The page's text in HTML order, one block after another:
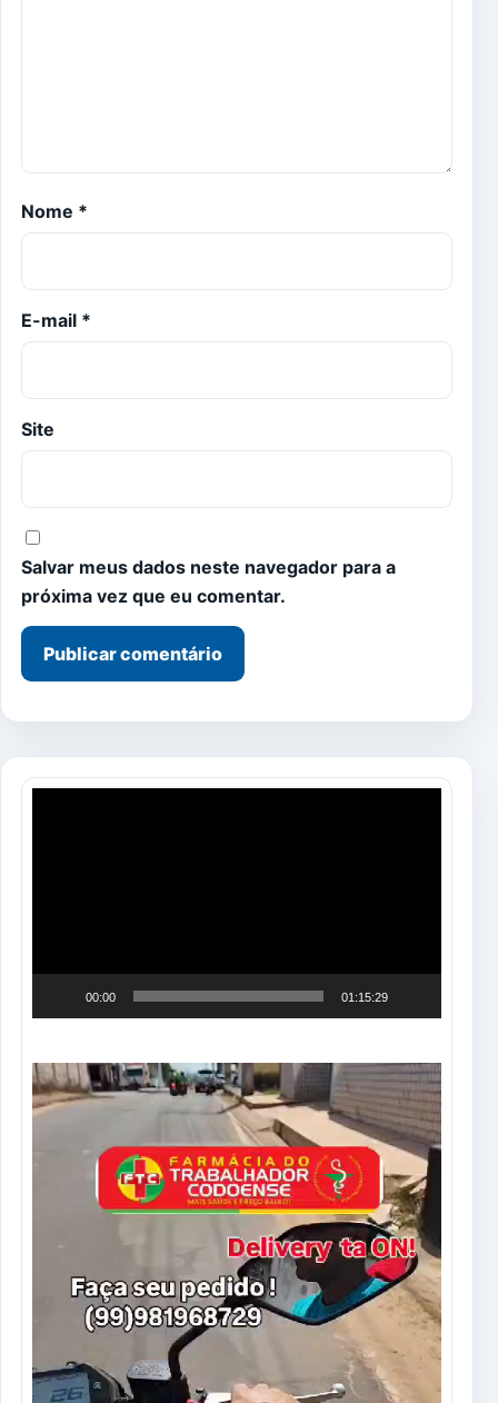
Nome *
E-mail *
Site
Salvar meus dados neste navegador para a
próxima vez que eu comentar.
00:00 01:15:29
Tocador
de